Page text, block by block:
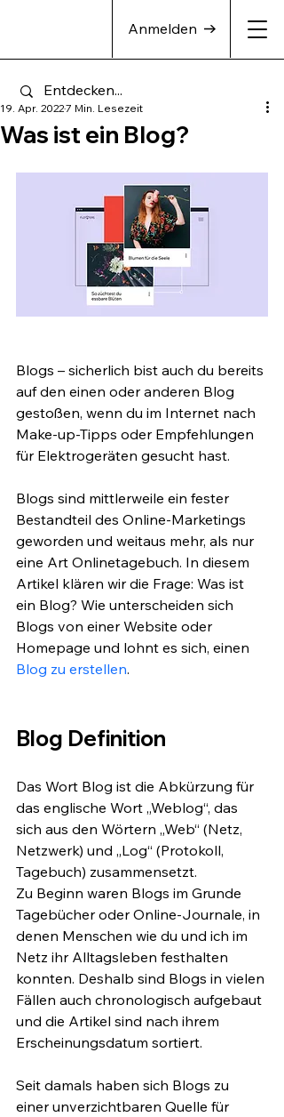
Anmelden
Was ist ein Blog?
19. Apr. 20227 Min. Lesezeit
Blogs – sicherlich bist auch du bereits
auf den einen oder anderen Blog
gestoßen, wenn du im Internet nach
Make-up-Tipps oder Empfehlungen
für Elektrogeräten gesucht hast.
Blogs sind mittlerweile ein fester
Bestandteil des Online-Marketings
geworden und weitaus mehr, als nur
eine Art Onlinetagebuch. In diesem
Artikel klären wir die Frage: Was ist
ein Blog? Wie unterscheiden sich
Blogs von einer Website oder
Homepage und lohnt es sich, einen
Blog zu erstellen.
Blog Definition
Das Wort Blog ist die Abkürzung für
das englische Wort „Weblog“, das
sich aus den Wörtern „Web“ (Netz,
Netzwerk) und „Log“ (Protokoll,
Tagebuch) zusammensetzt.
Zu Beginn waren Blogs im Grunde
Tagebücher oder Online-Journale, in
denen Menschen wie du und ich im
Netz ihr Alltagsleben festhalten
konnten. Deshalb sind Blogs in vielen
Fällen auch chronologisch aufgebaut
und die Artikel sind nach ihrem
Erscheinungsdatum sortiert.
Seit damals haben sich Blogs zu
einer unverzichtbaren Quelle für